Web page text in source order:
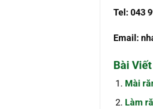
Tel: 043
Email:
Bài
Mài
Làm